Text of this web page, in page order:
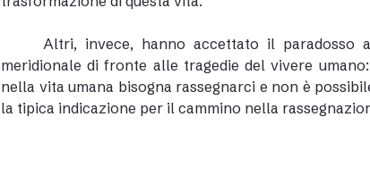
Altri, invece, hanno accettato il paradosso
meridionale di fronte alle tragedie del vivere
nella vita umana bisogna rassegnarci e non è
la tipica indicazione per il cammino nella